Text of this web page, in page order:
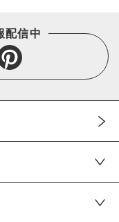
配信中